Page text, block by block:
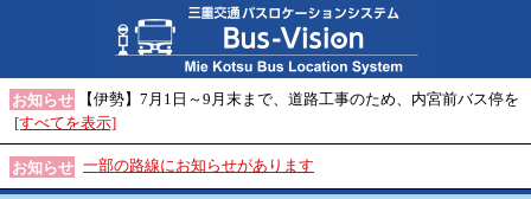
お知らせ
【伊勢】7月1日～9月末まで、道路工事のため、内宮前バス停を
[すべてを表示]
お知らせ 一部の路線にお知らせがあります